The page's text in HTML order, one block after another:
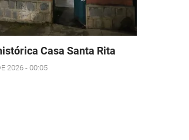
Casa Santa Rita
2026 - 00:05